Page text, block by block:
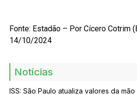
Fonte: Estadão – Por Cícero Cotrim
14/10/2024
Notícias
ISS: São Paulo atualiza valores da